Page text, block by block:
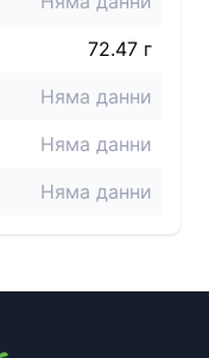
72.47 г
Няма данни
Няма данни
Няма данни